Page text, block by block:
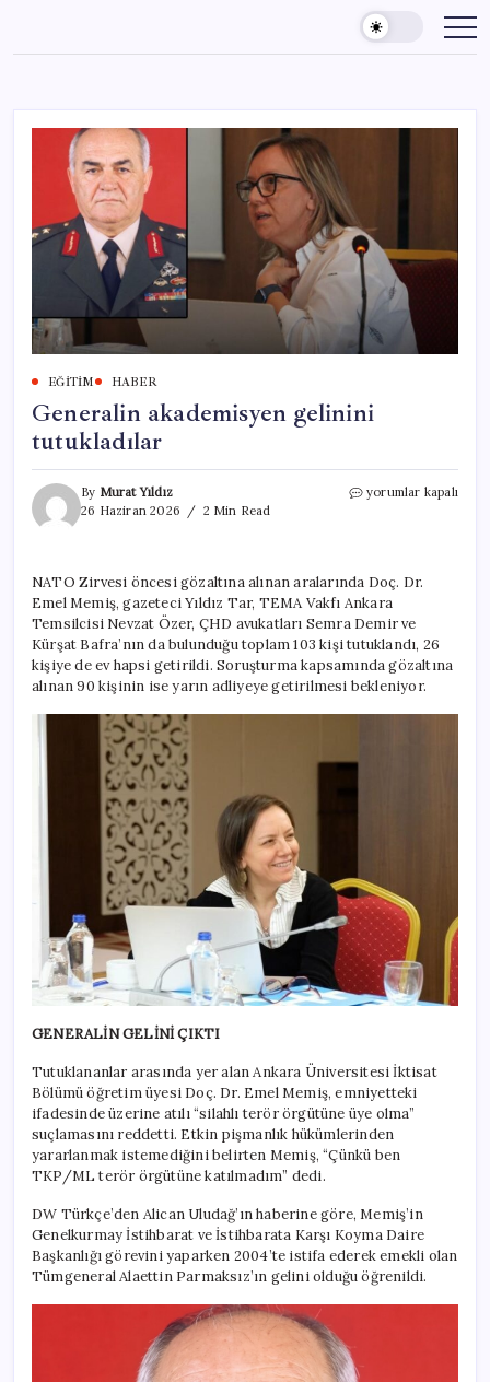
content
EĞITIM HABER
Generalin akademisyen gelinini
tutukladılar
By Murat Yıldız
26 Haziran 2026
2 Min Read
Generalin
yorumlar kapalı
NATO Zirvesi öncesi gözaltına alınan aralarında Doç. Dr.
Emel Memiş, gazeteci Yıldız Tar, TEMA Vakfı Ankara
Temsilcisi Nevzat Özer, ÇHD avukatları Semra Demir ve
Kürşat Bafra’nın da bulunduğu toplam 103 kişi tutuklandı, 26
kişiye de ev hapsi getirildi. Soruşturma kapsamında gözaltına
alınan 90 kişinin ise yarın adliyeye getirilmesi bekleniyor.
GENERALİN GELİNİ ÇIKTI
Tutuklananlar arasında yer alan Ankara Üniversitesi İktisat
Bölümü öğretim üyesi Doç. Dr. Emel Memiş, emniyetteki
ifadesinde üzerine atılı “silahlı terör örgütüne üye olma”
suçlamasını reddetti. Etkin pişmanlık hükümlerinden
yararlanmak istemediğini belirten Memiş, “Çünkü ben
TKP/ML terör örgütüne katılmadım” dedi.
DW Türkçe’den Alican Uludağ’ın haberine göre, Memiş’in
Genelkurmay İstihbarat ve İstihbarata Karşı Koyma Daire
Başkanlığı görevini yaparken 2004’te istifa ederek emekli olan
Tümgeneral Alaettin Parmaksız’ın gelini olduğu öğrenildi.